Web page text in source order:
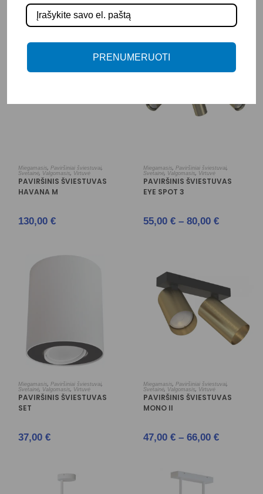
75,00€ – 109,00€ 199,00€
Į KREPŠELĮ
Miegamasis, Paviršiniai šviestuvai,
Svetainė, Valgomasis, Virtuvė
PAVIRŠINIS ŠVIESTUVAS
HAVANA M
130,00 €
PASIRINKTI SAVYBES
Miegamasis, Paviršiniai šviestuvai,
Svetainė, Valgomasis, Virtuvė
PAVIRŠINIS ŠVIESTUVAS
EYE SPOT 3
55,00 € – 80,00 €
PASIRINKTI SAVYBES
Miegamasis, Paviršiniai šviestuvai,
Svetainė, Valgomasis, Virtuvė
PAVIRŠINIS ŠVIESTUVAS
SET
37,00 €
PASIRINKTI SAVYBES
Miegamasis, Paviršiniai šviestuvai,
Svetainė, Valgomasis, Virtuvė
PAVIRŠINIS ŠVIESTUVAS
MONO II
47,00 € – 66,00 €
PRENUMERUOTI